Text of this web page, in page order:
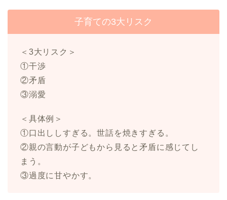
子育ての3大リスク
＜3大リスク＞
①干渉
②矛盾
③溺愛
＜具体例＞
①口出ししすぎる。世話を焼きすぎる。
②親の言動が子どもから見ると矛盾に感じてし
まう。
③過度に甘やかす。